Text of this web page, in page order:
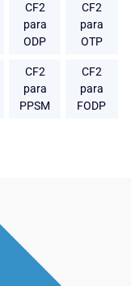
CF2
para
ODP
CF2
para
OTP
CF2
para
PPSM
CF2
para
FODP